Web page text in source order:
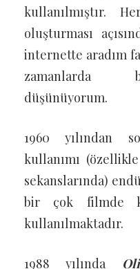
kullanılmıştır.
oluşturması
internette aradım
zamanlarda
düşünüyorum.
1960 yılından
kullanımı
sekanslarında)
bir çok filmde
kullanılmaktadır.
1988 yılında